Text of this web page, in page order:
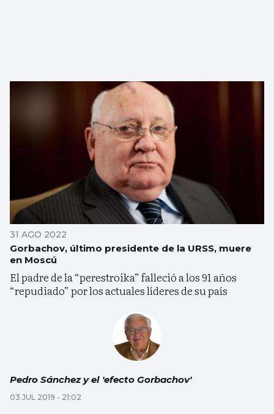
31 AGO 2022
Gorbachov, último presidente de la URSS, muere
en Moscú
El padre de la “perestroika” falleció a los 91 años
“repudiado” por los actuales líderes de su país
Pedro Sánchez y el 'efecto Gorbachov'
03 JUL 2019 - 21:02